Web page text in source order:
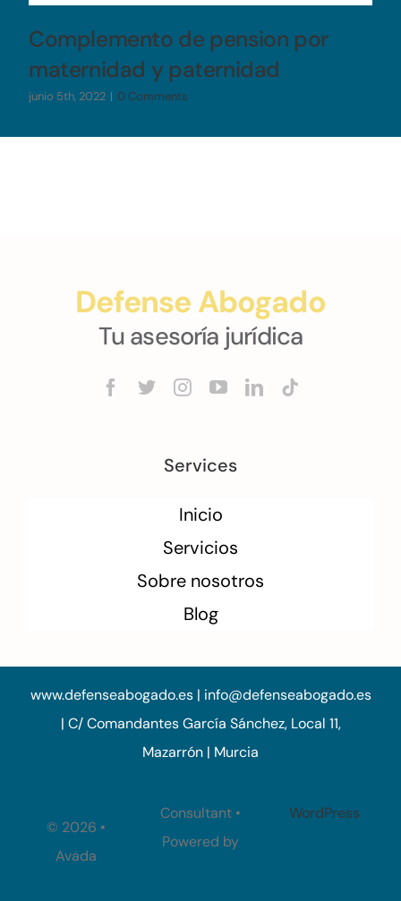
Complemento de pension por
maternidad y paternidad
junio 5th, 2022 | 0 Comments
Defense Abogado
Tu asesoría jurídica
Services
Inicio
Servicios
Sobre nosotros
Blog
www.defenseabogado.es | info@defenseabogado.es
| C/ Comandantes García Sánchez, Local 11,
Mazarrón | Murcia
© 2026 •
Avada
Consultant •
Powered by
WordPress